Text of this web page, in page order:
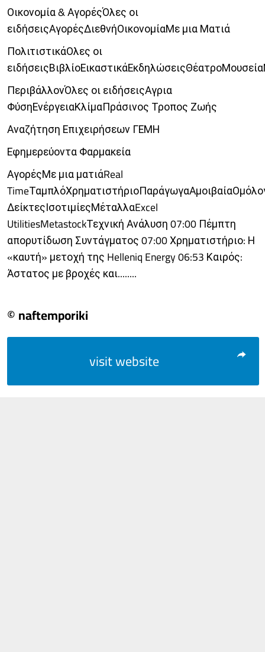
Οικονομία & ΑγορέςΌλες οι
ειδήσειςΑγορέςΔιεθνήΟικονομίαΜε μια Ματιά
ΠολιτιστικάΟλες οι
ΠεριβάλλονΌλες οι ειδήσειςΑγρια
ΦύσηΕνέργειαΚλίμαΠράσινος Τροπος Ζωής
Αναζήτηση Επιχειρήσεων ΓΕΜΗ
Εφημερεύοντα Φαρμακεία
ΑγορέςΜε μια ματιάReal
ΔείκτεςΙσοτιμίεςΜέταλλαExcel
UtilitiesMetastockΤεχνική Ανάλυση 07:00 Πέμπτη
απορυτίδωση Συντάγματος 07:00 Χρηματιστήριο: Η
«καυτή» μετοχή της Helleniq Energy 06:53 Καιρός:
Άστατος με βροχές και........
© naftemporiki
visit website